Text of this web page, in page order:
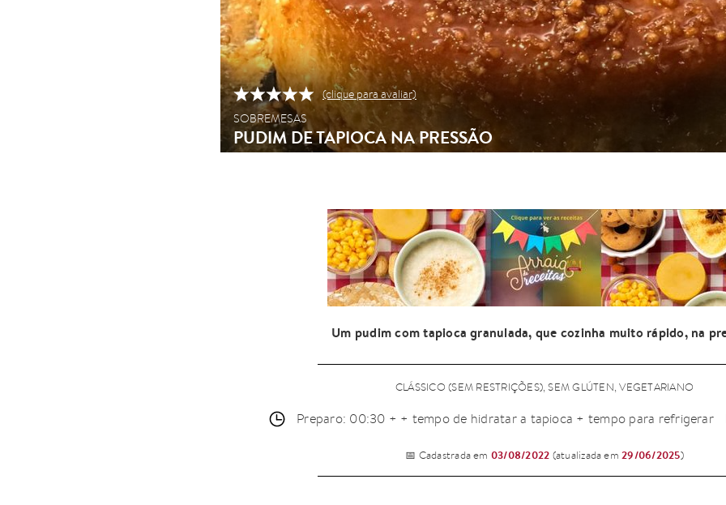
(clique para avaliar)
SOBREMESAS
PUDIM DE TAPIOCA NA PRESSÃO
Um pudim com tapioca granulada, que cozinha muito rápido, na
CLÁSSICO (SEM RESTRIÇÕES), SEM GLÚTEN, VEGETARIANO
Preparo: 00:30 + + tempo de hidratar a tapioca + tempo para refrigerar
📅 Cadastrada em 03/08/2022 (atualizada em29/06/2025)